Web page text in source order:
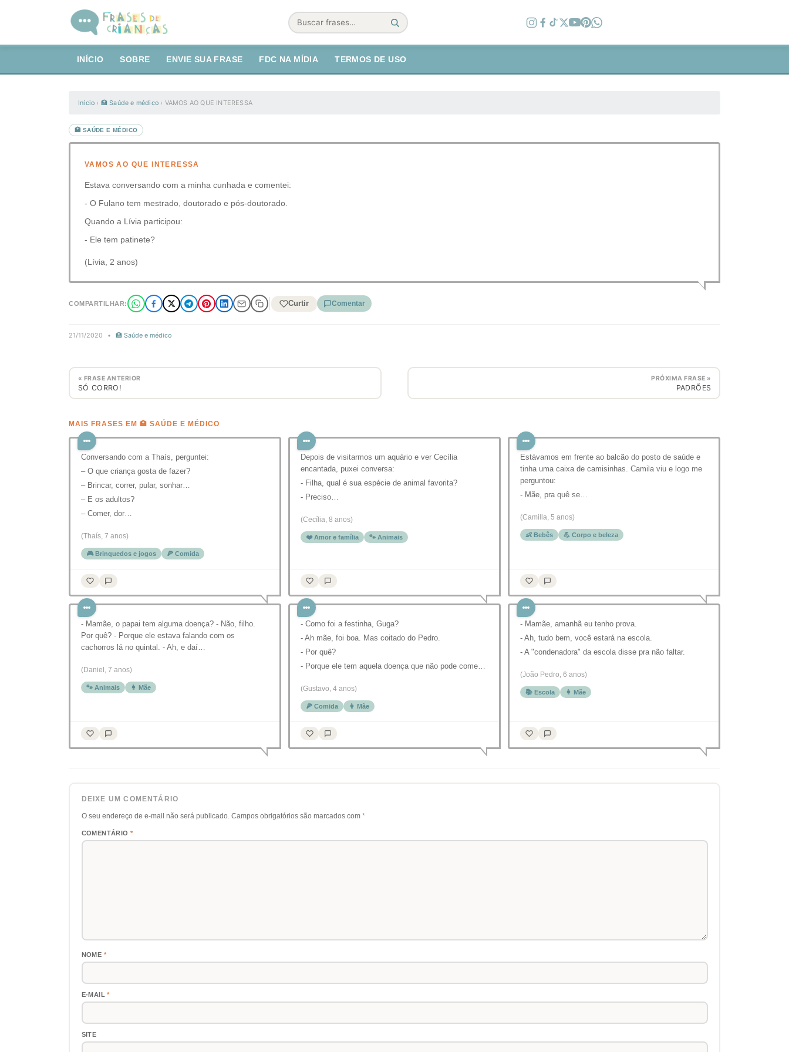
Buscar
INÍCIO SOBRE ENVIE SUA FRASE FDC NA MÍDIA TERMOS DE USO
Início › 🏥 Saúde e médico › VAMOS AO QUE INTERESSA
🏥 SAÚDE E MÉDICO
VAMOS AO QUE INTERESSA
Estava conversando com a minha cunhada e comentei:
- O Fulano tem mestrado, doutorado e pós-doutorado.
Quando a Lívia participou:
- Ele tem patinete?
(Lívia, 2 anos)
COMPARTILHAR: Curtir Comentar
21/11/2020 • 🏥 Saúde e médico
« FRASE ANTERIOR
SÓ CORRO!
PRÓXIMA FRASE »
PADRÕES
MAIS FRASES EM 🏥 SAÚDE E MÉDICO
Conversando com a Thaís, perguntei:
– O que criança gosta de fazer?
– Brincar, correr, pular, sonhar…
– E os adultos?
– Comer, dor…
(Thaís, 7 anos)
🎮 Brinquedos e jogos 🍕 Comida
Depois de visitarmos um aquário e ver Cecília
encantada, puxei conversa:
- Filha, qual é sua espécie de animal favorita?
- Preciso…
(Cecília, 8 anos)
❤️ Amor e família 🐾 Animais
Estávamos em frente ao balcão do posto de saúde e
tinha uma caixa de camisinhas. Camila viu e logo me
perguntou:
- Mãe, pra quê se…
(Camilla, 5 anos)
👶 Bebês 💪 Corpo e beleza
- Mamãe, o papai tem alguma doença? - Não, filho.
Por quê? - Porque ele estava falando com os
cachorros lá no quintal. - Ah, e daí…
(Daniel, 7 anos)
🐾 Animais 👩 Mãe
- Como foi a festinha, Guga?
- Ah mãe, foi boa. Mas coitado do Pedro.
- Por quê?
- Porque ele tem aquela doença que não pode come…
(Gustavo, 4 anos)
🍕 Comida 👩 Mãe
- Mamãe, amanhã eu tenho prova.
- Ah, tudo bem, você estará na escola.
- A "condenadora" da escola disse pra não faltar.
(João Pedro, 6 anos)
📚 Escola 👩 Mãe
DEIXE UM COMENTÁRIO
O seu endereço de e-mail não será publicado. Campos obrigatórios são marcados com *
COMENTÁRIO *
NOME *
E-MAIL*
SITE